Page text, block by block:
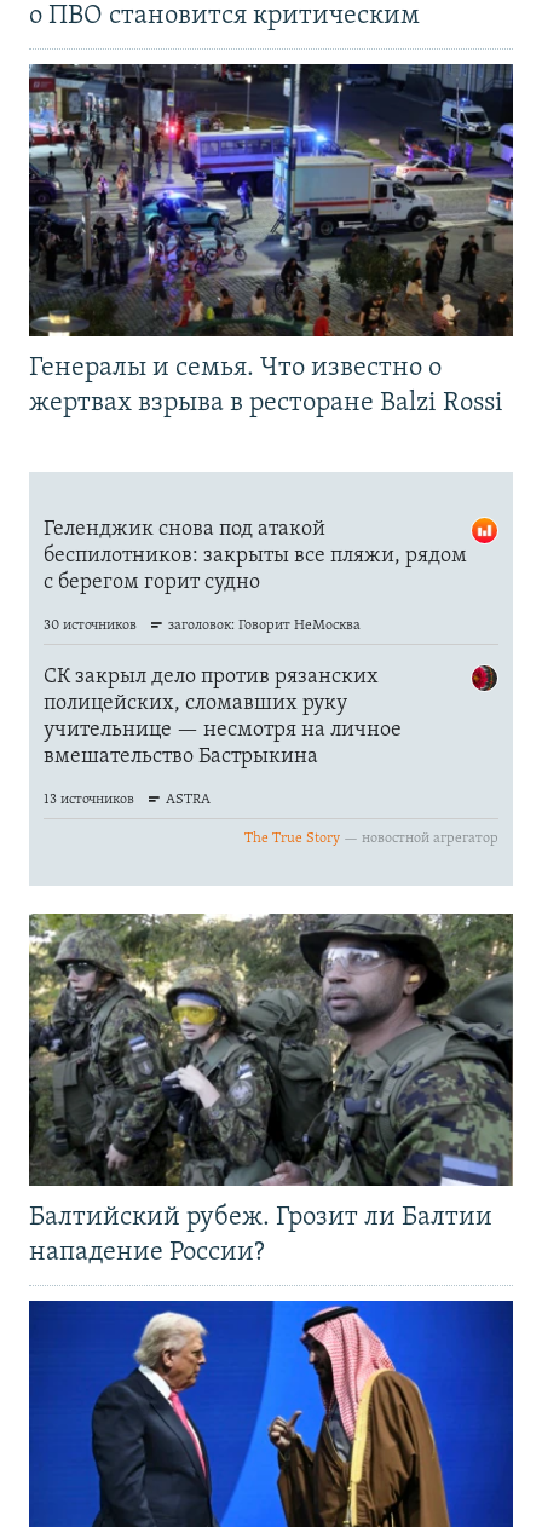
о ПВО становится критическим
Генералы и семья. Что известно о
жертвах взрыва в ресторане Balzi Rossi
Балтийский рубеж. Грозит ли Балтии
нападение России?